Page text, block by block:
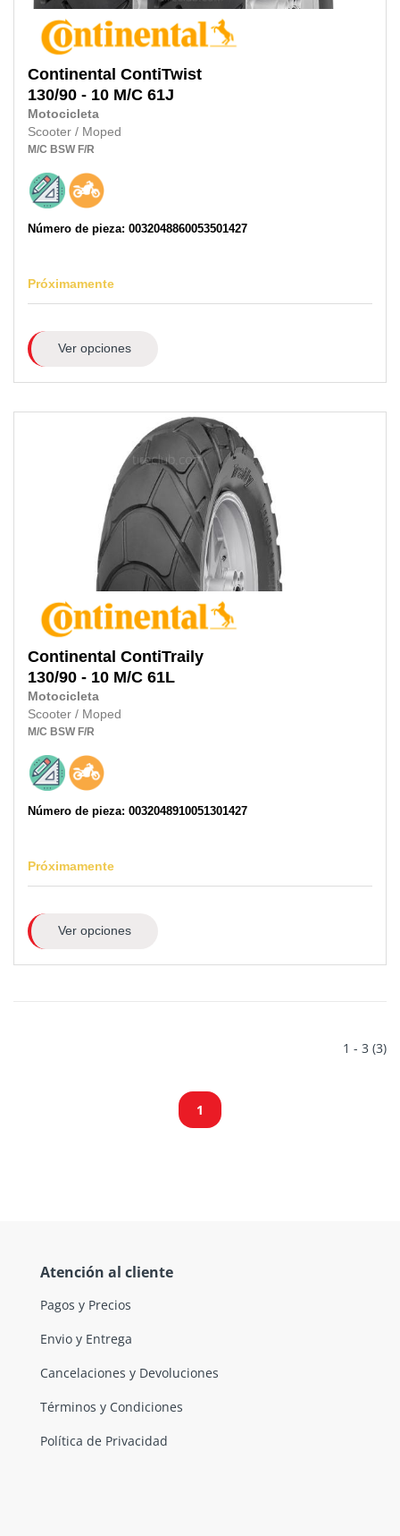
Continental ContiTwist
130/90 - 10 M/C 61J
Motocicleta
Scooter / Moped
M/C BSW F/R
Número de pieza: 0032048860053501427
Próximamente
Ver opciones
Continental ContiTraily
130/90 - 10 M/C 61L
Motocicleta
Scooter / Moped
M/C BSW F/R
Número de pieza: 0032048910051301427
Próximamente
Ver opciones
1 - 3 (3)
1
Atención al cliente
Pagos y Precios
Envio y Entrega
Cancelaciones y Devoluciones
Términos y Condiciones
Política de Privacidad